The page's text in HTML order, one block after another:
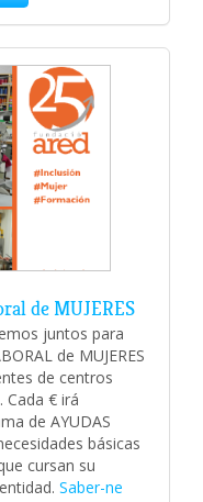
de MUJERES
juntos para
de MUJERES
de centros
Cada € irá
de AYUDAS
básicas
cursan su
Saber-ne